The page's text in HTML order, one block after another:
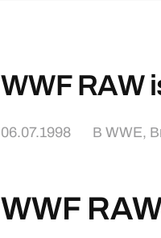
WWF RAW
06.07.1998 ВWWE,
WWF